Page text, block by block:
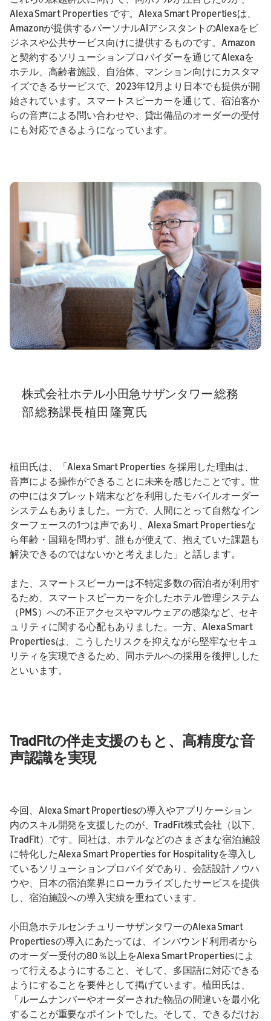
Alexa Smart Properties です。Alexa Smart Propertiesは、
Amazonが提供するパーソナルAIアシスタントのAlexaをビ
ジネスや公共サービス向けに提供するものです。Amazon
と契約するソリューションプロバイダーを通じてAlexaを
ホテル、高齢者施設、自治体、マンション向けにカスタマ
イズできるサービスで、2023年12月より日本でも提供が開
始されています。スマートスピーカーを通じて、宿泊客か
らの音声による問い合わせや、貸出備品のオーダーの受付
にも対応できるようになっています。
株式会社ホテル小田急サザンタワー 総務
部 総務課長 植田 隆寛 氏
植田氏は、「Alexa Smart Properties を採用した理由は、
音声による操作ができることに未来を感じたことです。世
の中にはタブレット端末などを利用したモバイルオーダー
システムもありました。一方で、人間にとって自然なイン
ターフェースの1つは声であり、Alexa Smart Propertiesな
ら年齢・国籍を問わず、誰もが使えて、抱えていた課題も
解決できるのではないかと考えました」と話します。
また、スマートスピーカーは不特定多数の宿泊者が利用す
るため、スマートスピーカーを介したホテル管理システム
（PMS）への不正アクセスやマルウェアの感染など、セキ
ュリティに関する心配もありました。一方、Alexa Smart
Propertiesは、こうしたリスクを抑えながら堅牢なセキュ
リティを実現できるため、同ホテルへの採用を後押しした
といいます。
TradFitの伴走支援のもと、高精度な音
声認識を実現
今回、Alexa Smart Propertiesの導入やアプリケーション
内のスキル開発を支援したのが、TradFit株式会社（以下、
TradFit）です。同社は、ホテルなどのさまざまな宿泊施設
に特化したAlexa Smart Properties for Hospitalityを導入し
ているソリューションプロバイダであり、会話設計ノウハ
ウや、日本の宿泊業界にローカライズしたサービスを提供
し、宿泊施設への導入実績を重ねています。
小田急ホテルセンチュリーサザンタワーのAlexa Smart
Propertiesの導入にあたっては、インバウンド利用者から
のオーダー受付の80％以上をAlexa Smart Propertiesによ
って行えるようにすること、そして、多国語に対応できる
ようにすることを要件として掲げています。植田氏は、
「ルームナンバーやオーダーされた物品の間違いを最小化
することが重要なポイントでした。そして、できるだけお